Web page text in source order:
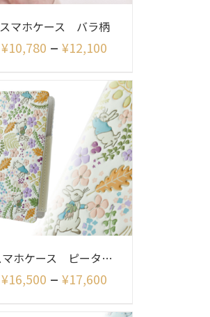
スマホケース バラ柄
¥10,780 – ¥12,100
スマホケース ピーターラビット イングリッシュガーデン
¥16,500 – ¥17,600